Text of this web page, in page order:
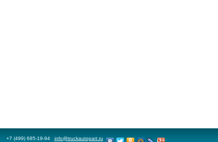
+7 (499) 685-19-94 info@truckautopart.ru